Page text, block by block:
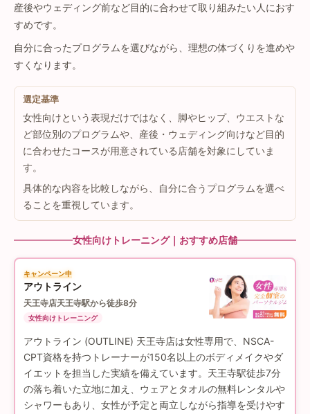
産後やウェディング前など目的に合わせて取り組みたい人におす
すめです。
自分に合ったプログラムを選びながら、理想の体づくりを進めや
すくなります。
選定基準
女性向けという表現だけではなく、脚やヒップ、ウエストな
ど部位別のプログラムや、産後・ウェディング向けなど目的
に合わせたコースが用意されている店舗を対象にしていま
す。
具体的な内容を比較しながら、自分に合うプログラムを選べ
ることを重視しています。
女性向けトレーニング｜おすすめ店舗
キャンペーン中
アウトライン
天王寺店天王寺駅から徒歩8分
女性向けトレーニング
アウトライン (OUTLINE) 天王寺店は女性専用で、NSCA-
CPT資格を持つトレーナーが150名以上のボディメイクやダ
イエットを担当した実績を備えています。天王寺駅徒歩7分
の落ち着いた立地に加え、ウェアとタオルの無料レンタルや
シャワーもあり、女性が予定と両立しながら指導を受けやす